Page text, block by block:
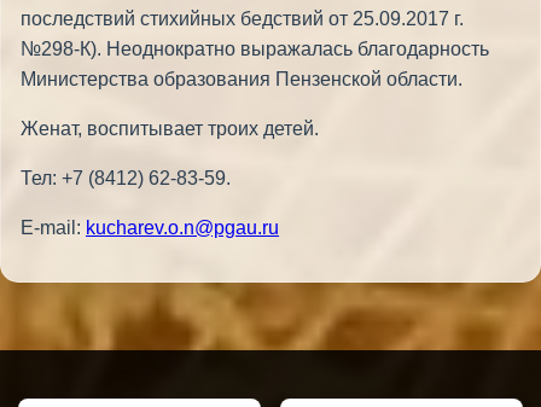
последствий стихийных бедствий от 25.09.2017 г.
№298-К). Неоднократно выражалась благодарность
Министерства образования Пензенской области.
Женат, воспитывает троих детей.
Тел: +7 (8412) 62-83-59.
E-mail: kucharev.o.n@pgau.ru